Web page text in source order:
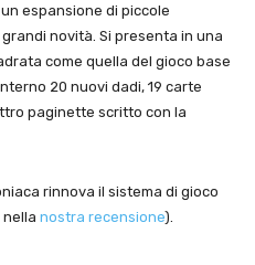
espansione di piccole
novità. Si presenta in una
come quella del gioco base
20 nuovi dadi, 19 carte
paginette scritto con la
rinnova il sistema di gioco
nostra recensione).